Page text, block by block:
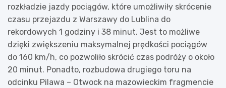
rozkładzie jazdy pociągów, które umożliwiły skrócenie
czasu przejazdu z Warszawy do Lublina do
rekordowych 1 godziny i 38 minut. Jest to możliwe
dzięki zwiększeniu maksymalnej prędkości pociągów
do 160 km/h, co pozwoliło skrócić czas podróży o około
20 minut. Ponadto, rozbudowa drugiego toru na
odcinku Pilawa – Otwock na mazowieckim fragmencie